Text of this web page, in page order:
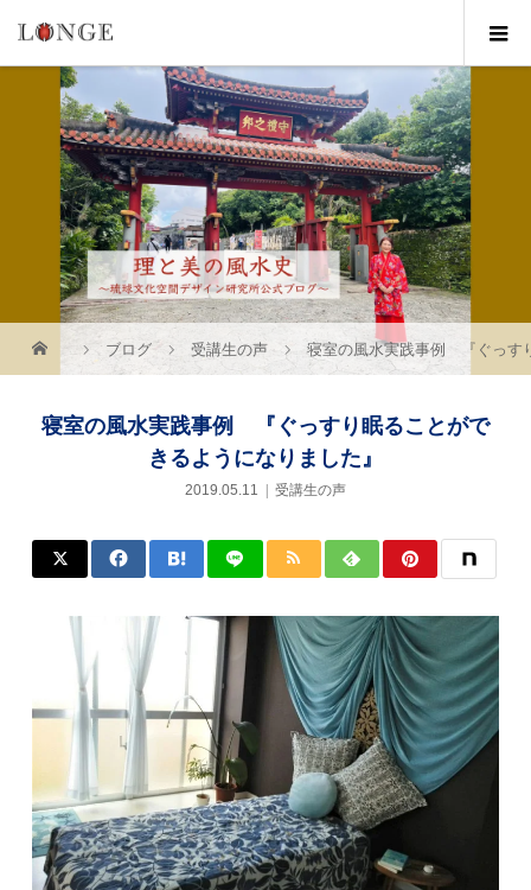
ブログ 受講生の声 寝室の風水実践事例 『ぐっす
寝室の風水実践事例 『ぐっすり眠ることがで
きるようになりました』
2019.05.11 受講生の声